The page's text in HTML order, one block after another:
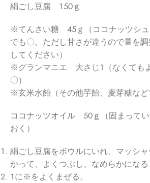
絹ごし豆腐 １５０ｇ
※てんさい糖 ４５ｇ（ココナッツシ
でも〇。ただし甘さが違うので量を
してください）
※グランマニエ 大さじ１（なくても
〇）
※玄米水飴（その他芋飴、麦芽糖など
ココナッツオイル ５０ｇ（固まって
おく）
絹ごし豆腐をボウルにいれ、マッシ
かって、よくつぶし、なめらかになる
１に※をよくまぜる。